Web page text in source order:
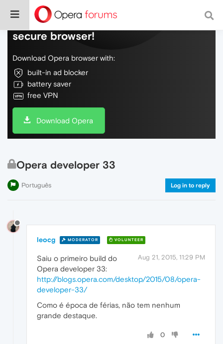
Do more on the web, with a fast and
secure browser!
Download Opera browser with:
built-in ad blocker
battery saver
free VPN
Download Opera
Opera developer 33
Português Log in to reply
leocg MODERATOR VOLUNTEER
Aug 21, 2015, 11:29 PM
Saiu o primeiro build do
Opera developer 33:
http://blogs.opera.com/desktop/2015/08/opera-
developer-33/
Como é época de férias, não tem nenhum
grande destaque.
0